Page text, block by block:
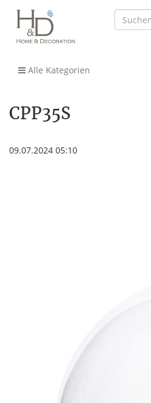
Alle Kategorien
CPP35S
09.07.2024 05:10